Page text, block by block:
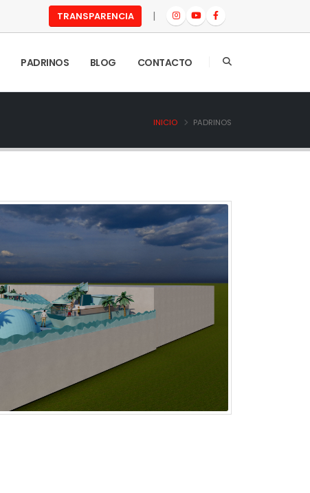
TRANSPARENCIA |
PADRINOS BLOG CONTACTO
INICIO PADRINOS